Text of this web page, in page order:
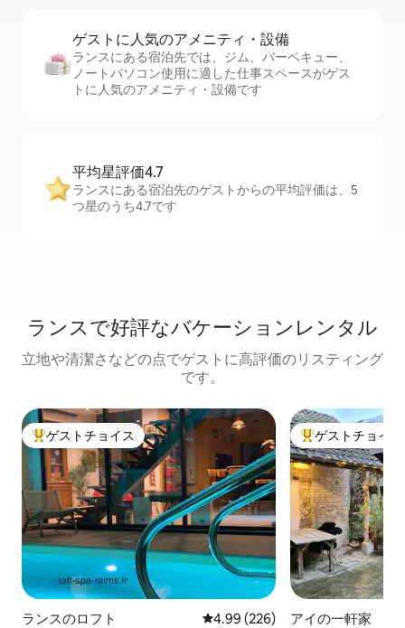
ゲストに人⁠気⁠のア⁠メ⁠ニ⁠テ⁠ィ・設⁠備
ランスにある宿泊先では、ジム、バーベキュー、
ノートパソコン使用に適した仕事スペースがゲス
トに人気のアメニティ・設備です
平均星評価4.7
ランスにある宿泊先のゲストからの平均評価は、5
つ星のうち4.7です
ランスで好評なバケーションレンタル
立地や清潔さなどの点でゲストに高評価のリスティング
です。
大好評のゲストチョイスです。
ゲストチョイス
ランスのロフト レビュー226件、5つ星中4.99つ
4.99 (226)
大好評のゲスト
ゲストチョイス
アイの一軒家